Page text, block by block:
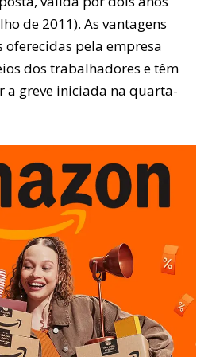
de 2011). As vantagens
oferecidas pela empresa
dos trabalhadores e têm
a greve iniciada na quarta-